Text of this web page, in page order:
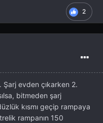
2
evden çıkarken 2.
bitmeden şarj
kısmı geçip rampaya
rampanın 150